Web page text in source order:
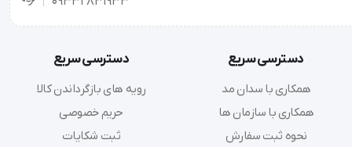
دسترسی سریع
همکاری با سدان مد
همکاری با سازمان ها
نحوه ثبت سفارش
دسترسی سریع
رویه های بازگرداندن کالا
حریم خصوصی
ثبت شکایات